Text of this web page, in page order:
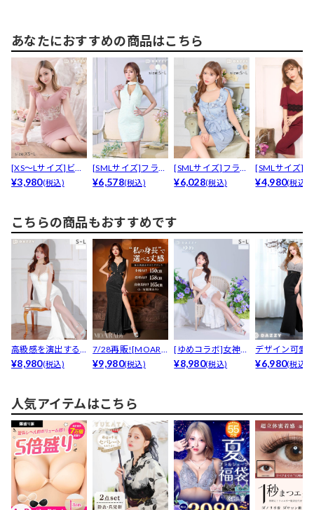
あなたにおすすめの商品はこちら
[XS～Lサイズ]ビジ
ュー付きウエスト...
¥3,980(税込)
[SMLサイズ]フラワ
ー刺繍アメスリフ...
¥6,578(税込)
[SMLサイズ]フラワ
ー刺繍フロントジ...
¥6,028(税込)
[SMLサイズ]
ラーウエスト
¥4,980(税込)
こちらの商品もおすすめです
高級感を演出する
ゴールドライン×バ
¥8,980(税込)
7/28再販![MOARA
DY][姉ド...
¥9,980(税込)
[ゆめコラボ]女神級
上品ワンショルダ
¥8,980(税込)
デザイン可愛
大胆スリット
¥6,980(税込)
人気アイテムはこちら